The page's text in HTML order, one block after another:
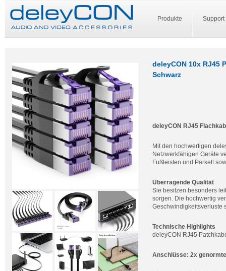
Produkte Support
deleyCON 10x RJ45
Schwarz
deleyCON RJ45
Mit den hochwertigen
Netzwerkfähigen Geräte
Fußleisten und Parkett
Überragende Qualität
Sie besitzen besonders
sorgen. Die hochwertig
Geschwindigkeitsverluste
Technische Highlights
deleyCON RJ45
Anschlüsse: 2x